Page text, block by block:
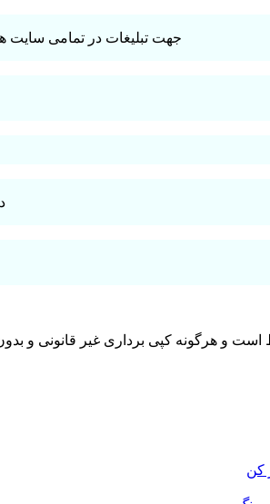
جهت تبلیغات در تمامی سایت
و هرگونه کپی برداری غیر قانونی و
کن